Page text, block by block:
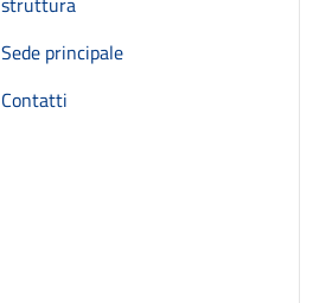
Sede principale
Contatti